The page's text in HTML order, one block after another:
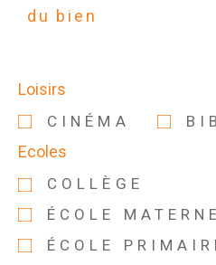
du bien
Loisirs
CINÉMA
Ecoles
COLLÈGE
ÉCOLE
ÉCOLE